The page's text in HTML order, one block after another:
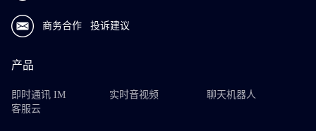
商务合作 投诉建议
产品
即时通讯 IM 实时音视频
聊天机器人
客服云